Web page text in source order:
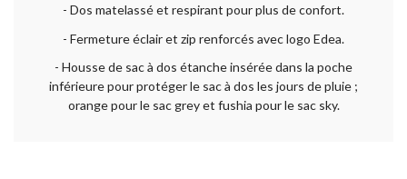
- Dos matelassé et respirant pour plus de confort.
- Fermeture éclair et zip renforcés avec logo Edea.
- Housse de sac à dos étanche insérée dans la poche
inférieure pour protéger le sac à dos les jours de pluie ;
orange pour le sac grey et fushia pour le sac sky.